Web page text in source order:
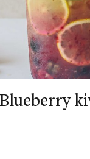
Blueberry